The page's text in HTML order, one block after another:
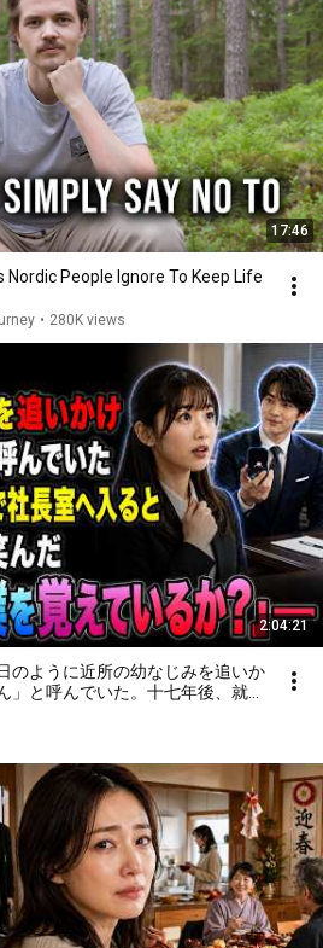
17:46
Nordic People Ignore To Keep Life
• 280K views
2:04:21
のように近所の幼なじみを追いか
」と呼んでいた。十七年後、就職
と、彼は私を見て微笑んだ。「妻
いるか？」――